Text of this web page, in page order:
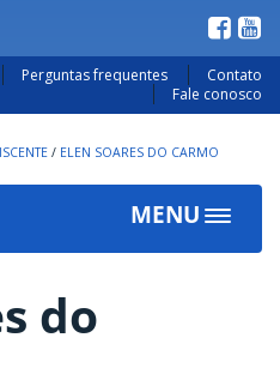
Perguntas frequentes
Contato
Fale conosco
/ ELEN SOARES DO CARMO
MENU
Toggle
do